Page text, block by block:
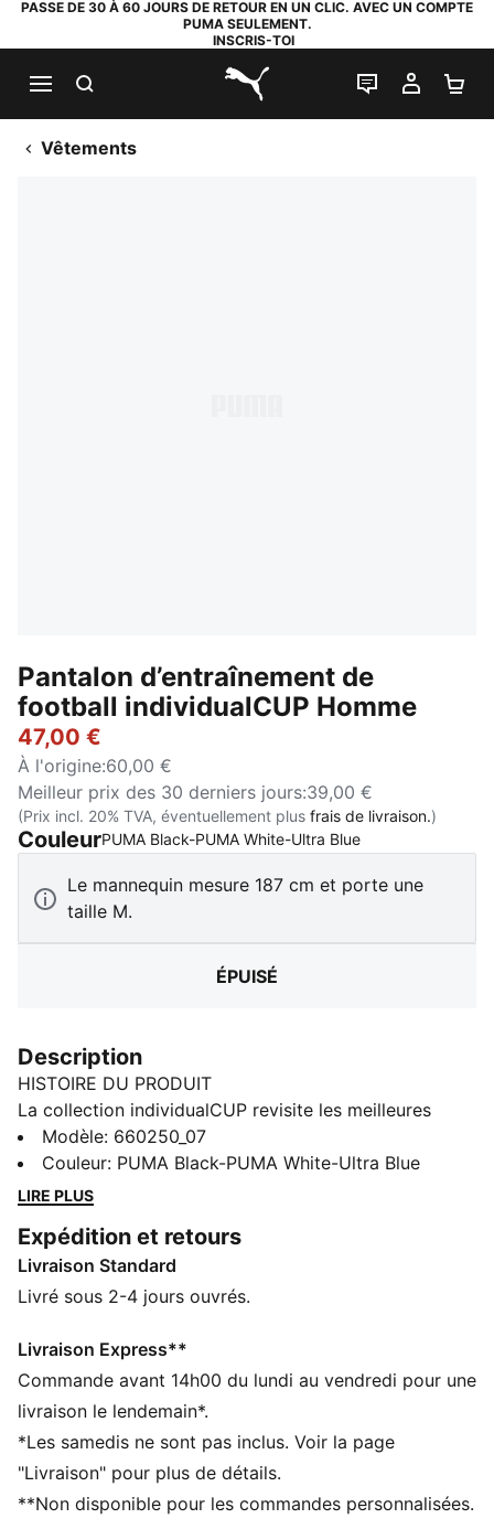
PASSE DE 30 À 60 JOURS DE RETOUR EN UN CLIC. AVEC UN COMPTE
PUMA SEULEMENT.
INSCRIS-TOI
PUMA.com
LIVE CHAT
MON
Vêtements
Pantalon d’entraînement de
football individualCUP Homme
47,00 €
À l'origine:60,00 €
Meilleur prix des 30 derniers jours:39,00 €
(Prix incl. 20% TVA, éventuellement plus frais de livraison.)
CouleurPUMA Black-PUMA White-Ultra Blue:
Le mannequin mesure 187 cm et porte une
taille M.
ÉPUISÉ
Description
HISTOIRE DU PRODUIT
La collection individualCUP revisite les meilleures
silhouettes de training de la saison en leur offrant un
nouveau look audacieux avec des motifs tendance et
des couleurs éclatantes. Conçue pour les athlètes
et détails fonctionnels pour des performances hors
normes sur le terrain.
CARACTÉRISTIQUES + AVANTAGES
l’humidité de votre peau et vous aide à rester au sec
et à l’aise durant l’exercice
Dans le cadre du programme RE:FIBRE, ce produit est
partir de déchets textiles et d’autres matériaux usagés
DÉTAILS
Coupe : Serrée
Modèle: 660250_07
Couleur: PUMA Black-PUMA White-Ultra Blue
LIRE PLUS
Expédition et retours
Livraison Standard
Livré sous 2-4 jours ouvrés.
Livraison Express**
Commande avant 14h00 du lundi au vendredi pour une
livraison le lendemain*.
*Les samedis ne sont pas inclus. Voir la page
"Livraison" pour plus de détails.
**Non disponible pour les commandes personnalisées.